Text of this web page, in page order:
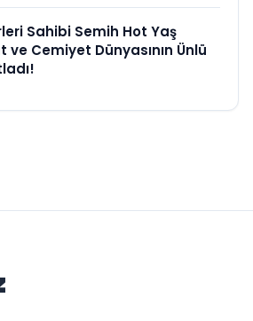
Sahibi Semih Hot Yaş
ve Cemiyet Dünyasının Ünlü